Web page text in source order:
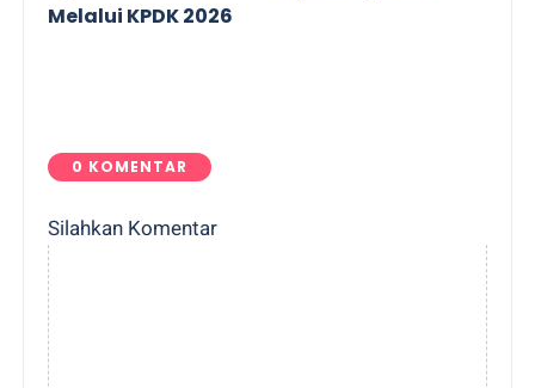
Melalui KPDK 2026
0 KOMENTAR
Silahkan Komentar